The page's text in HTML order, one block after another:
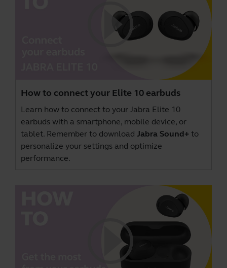
How to connect your Elite 10 earbuds
Learn how to connect to your Jabra Elite 10
earbuds with a smartphone, mobile device, or
tablet. Remember to download Jabra Sound+ to
personalize your settings and optimize
performance.